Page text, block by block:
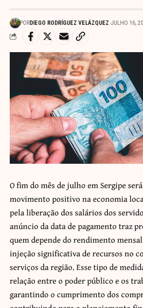
PORDIEGO RODRÍGUEZ VELÁZQUEZ JULHO 16,
O fim do mês de julho em Sergipe
movimento positivo na economia
pela liberação dos salários dos
anúncio da data de pagamento traz
quem depende do rendimento
injeção significativa de recursos no
serviços da região. Esse tipo de
relação entre o poder público e os
garantindo o cumprimento dos